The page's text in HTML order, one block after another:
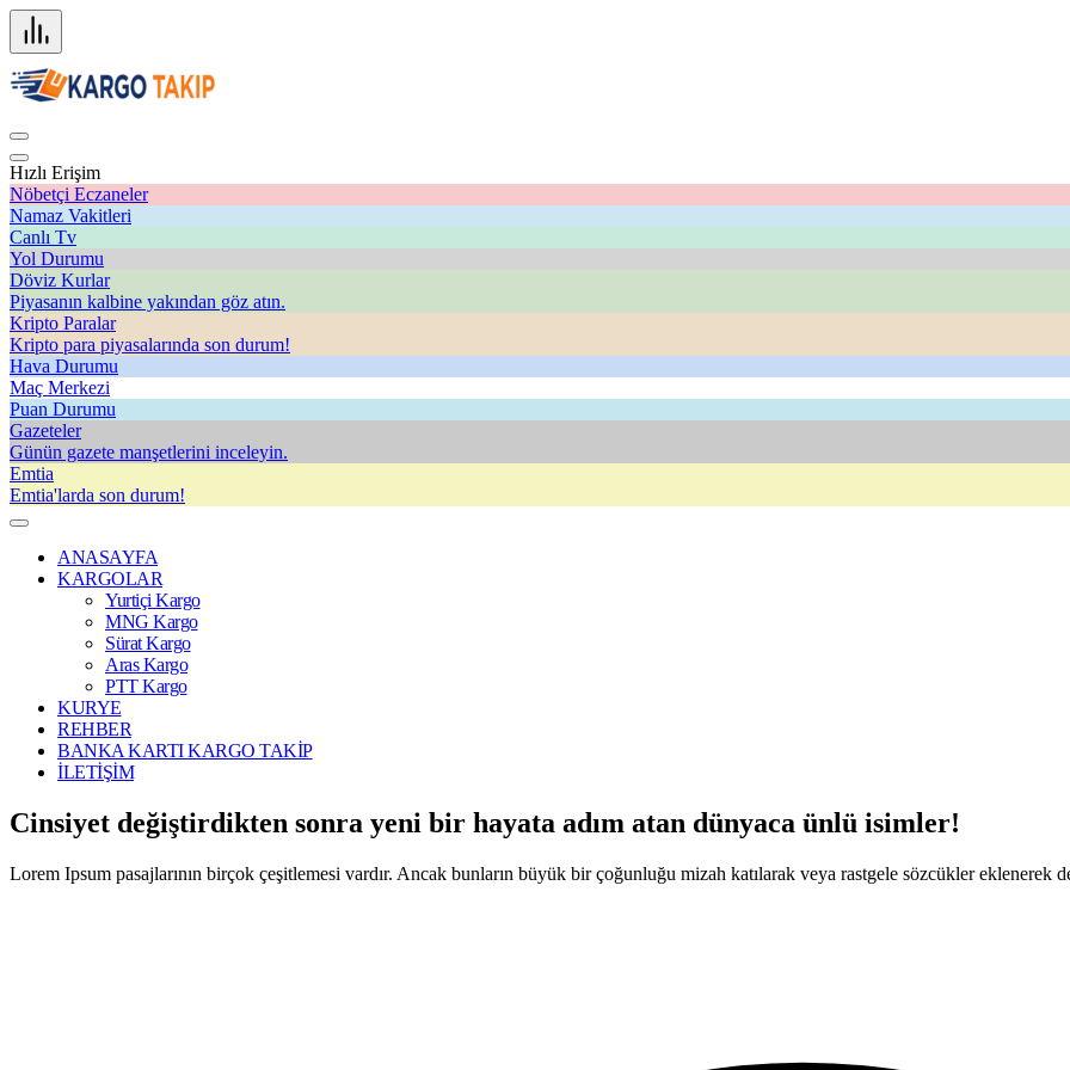
Hızlı Erişim
Nöbetçi Eczaneler
Namaz Vakitleri
Canlı Tv
Yol Durumu
Döviz Kurlar
Piyasanın kalbine yakından göz atın.
Kripto Paralar
Kripto para piyasalarında son durum!
Hava Durumu
Maç Merkezi
Puan Durumu
Gazeteler
Günün gazete manşetlerini inceleyin.
Emtia
Emtia'larda son durum!
ANASAYFA
KARGOLAR
Yurtiçi Kargo
MNG Kargo
Sürat Kargo
Aras Kargo
PTT Kargo
KURYE
REHBER
BANKA KARTI KARGO TAKİP
İLETİŞİM
Cinsiyet değiştirdikten sonra yeni bir hayata adım atan dünyaca ünlü isimler!
Lorem Ipsum pasajlarının birçok çeşitlemesi vardır. Ancak bunların büyük bir çoğunluğu mizah katılarak veya rastgele sözcükler eklenerek